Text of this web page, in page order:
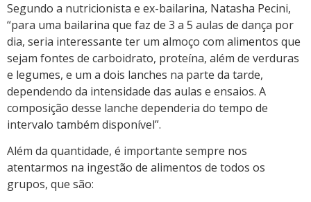
Segundo a nutricionista e ex-bailarina, Natasha Pecini,
“para uma bailarina que faz de 3 a 5 aulas de dança por
dia, seria interessante ter um almoço com alimentos que
sejam fontes de carboidrato, proteína, além de verduras
e legumes, e um a dois lanches na parte da tarde,
dependendo da intensidade das aulas e ensaios. A
composição desse lanche dependeria do tempo de
intervalo também disponível”.
Além da quantidade, é importante sempre nos
atentarmos na ingestão de alimentos de todos os
grupos, que são: